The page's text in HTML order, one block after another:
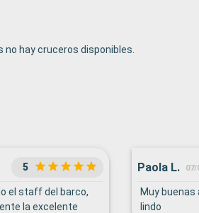
hay cruceros disponibles.
5
el staff del barco,
la excelente
Paola L. 07/
Muy
lindo